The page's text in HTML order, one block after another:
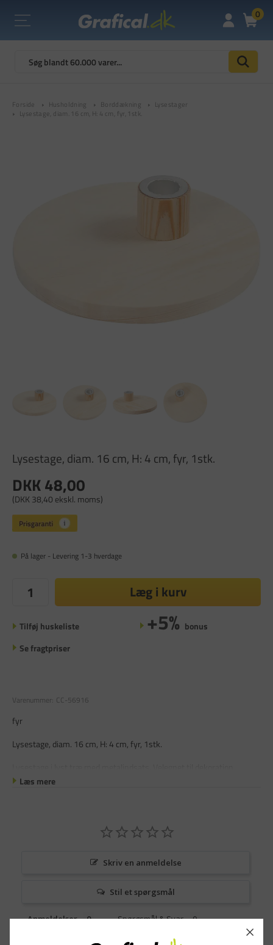
0
Forside Husholdning Borddækning
Lysestager
Lysestage, diam. 16 cm, H: 4 cm, fyr, 1stk.
Lysestage, diam. 16 cm, H: 4 cm, fyr, 1stk.
DKK 48,00
(DKK 38,40 ekskl. moms)
På lager - Levering 1-3 hverdage
Læg i kurv
Tilføj huskeliste +5% bonus
Se fragtpriser
Varenummer: CC-56916
fyr
Lysestage, diam. 16 cm, H: 4 cm, fyr, 1stk.
Læs mere
Skriv en anmeldelse
Stil et spørgsmål
Anmeldelser Spørgsmål & Svar